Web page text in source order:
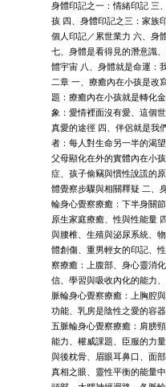
身體印記之一：情緒印記 三
孩 四、身體印記之三：家族
個人印記／累世業力 六、身
七、身體是看得見的潛意識
體宇宙 八、身體就是命運：
二章 一、療癒內在小孩是改
題：療癒內在小孩就是轉化
象：愛情裡面沒有愛、這個
真愛的途徑 四、伴侶就是我
者：每人對生命另一半的渴
父母顯化在外的實體內在小
症、孩子偷竊與慣性說謊的
體覺察步驟與相關釋疑 二、
輪身心覺察療癒：下半身關
原生家庭療癒、性與性能量
與腰椎、生殖與泌尿系統、
體創傷、重男輕女的印記、
察療癒：上腹部、身心靈消
信、學習與吸收內化的能力
脈輪身心覺察療癒：上胸腔
功能、乳房是陰性之愛的容
五脈輪身心覺察療癒：肩膀
能力、權威課題、臣服的力
與後枕骨、眉眼耳鼻口、面
真相之眼、靈性平衡的能量